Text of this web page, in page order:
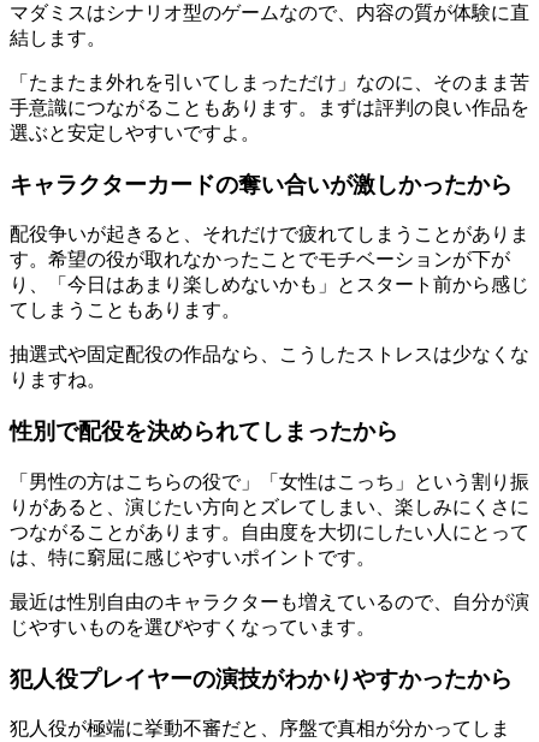
マダミスはシナリオ型のゲームなので、内容の質が体験に直
結します。
「たまたま外れを引いてしまっただけ」なのに、そのまま苦
手意識につながることもあります。まずは評判の良い作品を
選ぶと安定しやすいですよ。
キャラクターカードの奪い合いが激しかったから
配役争いが起きると、それだけで疲れてしまうことがありま
す。希望の役が取れなかったことでモチベーションが下が
り、「今日はあまり楽しめないかも」とスタート前から感じ
てしまうこともあります。
抽選式や固定配役の作品なら、こうしたストレスは少なくな
りますね。
性別で配役を決められてしまったから
「男性の方はこちらの役で」「女性はこっち」という割り振
りがあると、演じたい方向とズレてしまい、楽しみにくさに
つながることがあります。自由度を大切にしたい人にとって
は、特に窮屈に感じやすいポイントです。
最近は性別自由のキャラクターも増えているので、自分が演
じやすいものを選びやすくなっています。
犯人役プレイヤーの演技がわかりやすかったから
犯人役が極端に挙動不審だと、序盤で真相が分かってしま